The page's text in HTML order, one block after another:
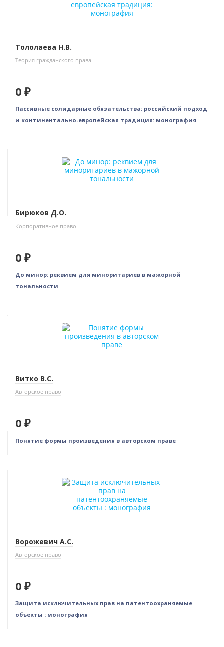
Тололаева Н.В.
Теория гражданского права
0 ₽
Пассивные солидарные обязательства: российский подход
и континентально-европейская традиция: монография
Нет в наличии
Бирюков Д.О.
Корпоративное право
0 ₽
До минор: реквием для миноритариев в мажорной
тональности
Нет в наличии
Витко В.С.
Авторское право
0 ₽
Понятие формы произведения в авторском праве
Ворожевич А.С.
Авторское право
0 ₽
Защита исключительных прав на патентоохраняемые
объекты : монография